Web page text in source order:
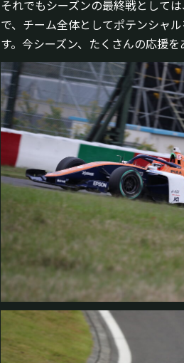
それでもシーズンの最終戦として
で、チーム全体としてポテンシャ
す。今シーズン、たくさんの応援を